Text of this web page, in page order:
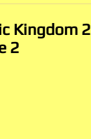
Kingdom 2
2